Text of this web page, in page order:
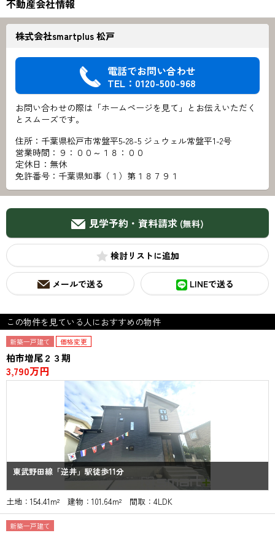
不動産会社情報
株式会社smartplus 松戸
電話でお問い合わせ
TEL：0120-500-968
お問い合わせの際は「ホームページを見て」とお伝えいただく
とスムーズです。
住所：千葉県松戸市常盤平5-28-5 ジュウェル常盤平1-2号
営業時間：９：００～１８：００
定休日：無休
免許番号：千葉県知事（１）第１８７９１
見学予約・資料請求 (無料)
検討リスト
メールで送る LINEで送る
この物件を見ている人におすすめの物件
新築一戸建て 価格変更
柏市増尾２３期
3,790万円
東武野田線「逆井」駅徒歩11分
土地：154.41m² 建物：101.64m² 間取：4LDK
新築一戸建て